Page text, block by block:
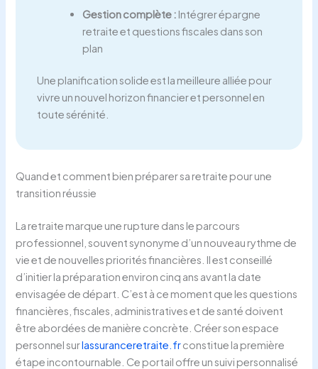
Gestion complète : Intégrer épargne
retraite et questions fiscales dans son
plan
Une planification solide est la meilleure alliée pour
vivre un nouvel horizon financier et personnel en
toute sérénité.
Quand et comment bien préparer sa retraite pour une
transition réussie
La retraite marque une rupture dans le parcours
professionnel, souvent synonyme d’un nouveau rythme de
vie et de nouvelles priorités financières. Il est conseillé
d’initier la préparation environ cinq ans avant la date
envisagée de départ. C’est à ce moment que les questions
financières, fiscales, administratives et de santé doivent
être abordées de manière concrète. Créer son espace
personnel surlassuranceretraite.frconstitue la première
étape incontournable. Ce portail offre un suivi personnalisé